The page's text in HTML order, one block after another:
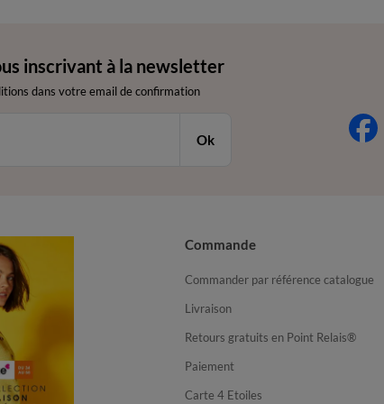
inscrivant à la newsletter
dans votre email de confirmation
Ok
Commande
Commander par référence catalogue
Livraison
Retours gratuits en Point Relais®
Paiement
Carte 4 Etoiles